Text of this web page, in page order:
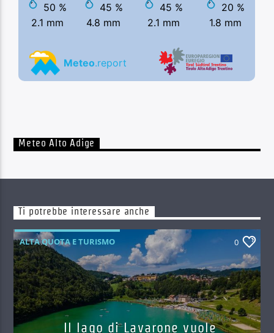
Meteo Alto Adige
Ti potrebbe interessare anche
ALTA QUOTA E TURISMO 0
Il lago di Lavarone vuole